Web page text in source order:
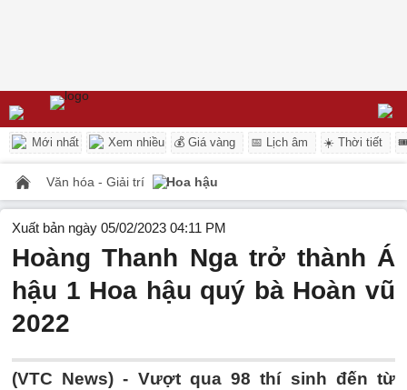
Mới nhất Xem nhiều 💰 Giá vàng 📅 Lịch âm ☀️ Thời tiết
Văn hóa - Giải trí Hoa hậu
Xuất bản ngày 05/02/2023 04:11 PM
Hoàng Thanh Nga trở thành Á
hậu 1 Hoa hậu quý bà Hoàn vũ
2022
(VTC News) - Vượt qua 98 thí sinh đến từ